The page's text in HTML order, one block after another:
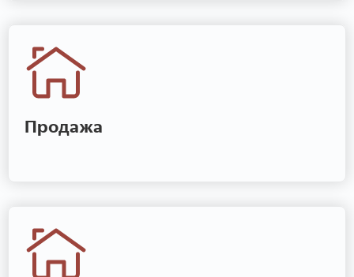
Продажа